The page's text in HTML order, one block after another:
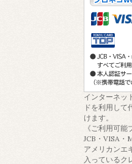
インターネッ
ドを利用して
けます。
《ご利用可能
JCB・VISA・
アメリカンエ
入っているク